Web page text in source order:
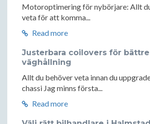
Motoroptimering för nybörjare: Allt
veta för att komma...
Read more
Justerbara coilovers för bättre
väghållning
Allt du behöver veta innan du
chassi Jag minns första...
Read more